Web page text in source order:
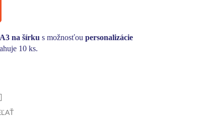
na šírku s možnosťou personalizácie
10 ks.